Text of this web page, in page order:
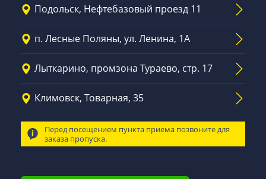
Подольск, Нефтебазовый проезд 11
п. Лесные Поляны, ул. Ленина, 1А
Лыткарино, промзона Тураево, стр. 17
Климовск, Товарная, 35
Перед посещением пункта приема позвоните для
заказа пропуска.